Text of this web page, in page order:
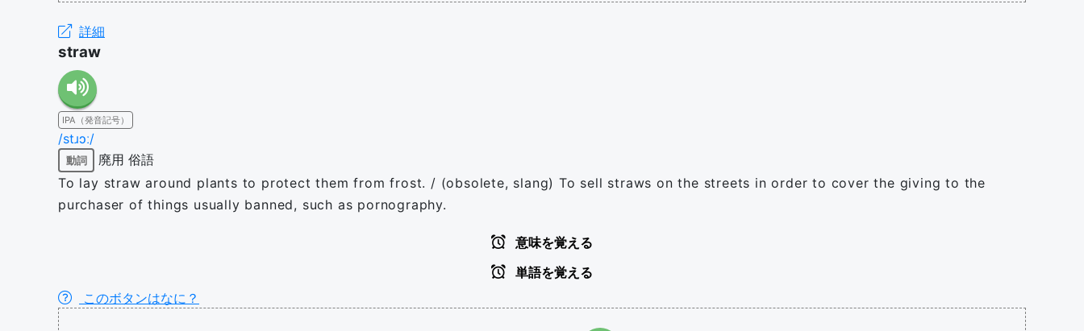
詳細
straw
IPA（発音記号）
/stɹɔː/
動詞 廃用 俗語
To lay straw around plants to protect them from frost. / (obsolete, slang) To sell straws on the streets in order to cover the giving to the
purchaser of things usually banned, such as pornography.
意味を覚える
単語を覚える
このボタンはなに？